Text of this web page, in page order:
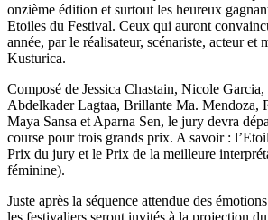
onzième édition et surtout les heureux
Etoiles du Festival. Ceux qui auront
année, par le réalisateur, scénariste, acteur et
Kusturica.
Composé de Jessica Chastain, Nicole
Abdelkader Lagtaa, Brillante Ma. Mendoza,
Maya Sansa et Aparna Sen, le jury devra
course pour trois grands prix. A savoir :
Prix du jury et le Prix de la meilleure
féminine).
Juste après la séquence attendue des
les festivaliers seront invités à la projection